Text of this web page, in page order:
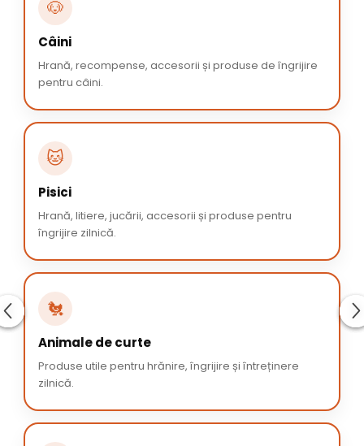
🐶
Câini
Hrană, recompense, accesorii și produse de îngrijire
pentru câini.
🐱
Pisici
Hrană, litiere, jucării, accesorii și produse pentru
îngrijire zilnică.
🐔
Animale de curte
Produse utile pentru hrănire, îngrijire și întreținere
zilnică.